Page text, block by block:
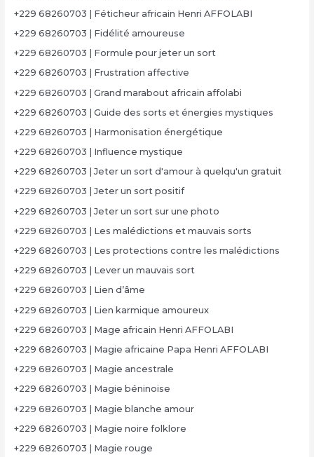
+229 68260703 | Féticheur africain Henri AFFOLABI
+229 68260703 | Fidélité amoureuse
+229 68260703 | Formule pour jeter un sort
+229 68260703 | Frustration affective
+229 68260703 | Grand marabout africain affolabi
+229 68260703 | Guide des sorts et énergies mystiques
+229 68260703 | Harmonisation énergétique
+229 68260703 | Influence mystique
+229 68260703 | Jeter un sort d'amour à quelqu'un gratuit
+229 68260703 | Jeter un sort positif
+229 68260703 | Jeter un sort sur une photo
+229 68260703 | Les malédictions et mauvais sorts
+229 68260703 | Les protections contre les malédictions
+229 68260703 | Lever un mauvais sort
+229 68260703 | Lien d’âme
+229 68260703 | Lien karmique amoureux
+229 68260703 | Mage africain Henri AFFOLABI
+229 68260703 | Magie africaine Papa Henri AFFOLABI
+229 68260703 | Magie ancestrale
+229 68260703 | Magie béninoise
+229 68260703 | Magie blanche amour
+229 68260703 | Magie noire folklore
+229 68260703 | Magie rouge